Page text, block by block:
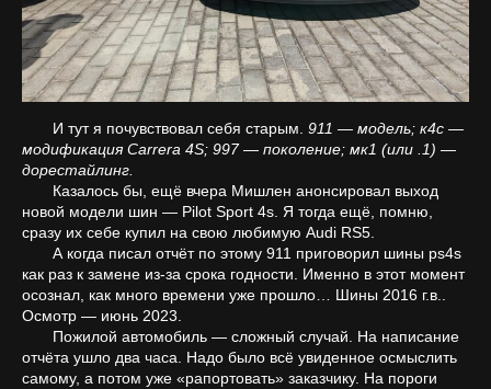
И тут я почувствовал себя старым. 911 — модель; к4с —
модификация Carrera 4S; 997 — поколение; мк1 (или .1) —
дорестайлинг.
Казалось бы, ещё вчера Мишлен анонсировал выход
новой модели шин — Pilot Sport 4s. Я тогда ещё, помню,
сразу их себе купил на свою любимую Audi RS5.
А когда писал отчёт по этому 911 приговорил шины ps4s
как раз к замене из-за срока годности. Именно в этот момент
осознал, как много времени уже прошло… Шины 2016 г.в..
Осмотр — июнь 2023.
Пожилой автомобиль — сложный случай. На написание
отчёта ушло два часа. Надо было всё увиденное осмыслить
самому, а потом уже «рапортовать» заказчику. На пороги